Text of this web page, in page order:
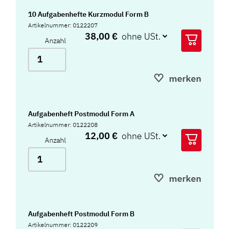
10 Aufgabenhefte Kurzmodul Form B
Artikelnummer: 0122207
Anzahl 38,00 €
merken
Aufgabenheft Postmodul Form A
Artikelnummer: 0122208
Anzahl 12,00 €
merken
Aufgabenheft Postmodul Form B
Artikelnummer: 0122209